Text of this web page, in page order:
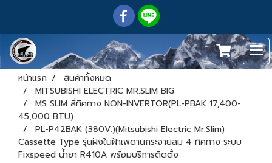
หน้าแรก
สินค้าทั้งหมด
MITSUBISHI ELECTRIC MR.SLIM BIG
MS SLIM สี่ทิศทาง NON-INVERTOR(PL-PBAK 17,400-
45,000 BTU)
PL-P42BAK (380V.)(Mitsubishi Electric Mr.Slim)
Cassette Type รุ่นฝังในฝ้าเพดานกระจายลม 4 ทิศทาง ระบบ
Fixspeed น้ำยา R410A พร้อมบริการติดตั้ง